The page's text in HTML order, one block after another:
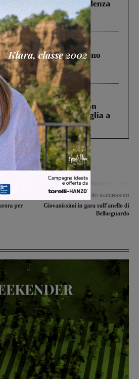
finanziata oltre la scadenza
Fratelli d’Italia: “Un
Governo”
in A1 in cui morirono
Lo schianto, il
ai sorpassi fra tir....
struttura di Castiglion
che aveva ucciso la figlia a
per
Articolo successivo
Giovanissimi in gara sull’anello di
Bellosguardo